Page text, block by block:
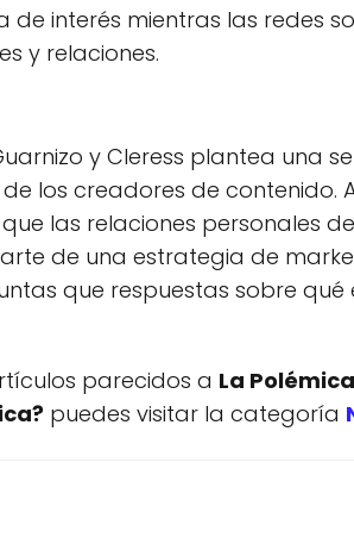
interés mientras las redes
y relaciones.
y Cleress plantea una
los creadores de contenido.
las relaciones personales
de una estrategia de
que respuestas sobre
parecidos a La
puedes visitar la categoría